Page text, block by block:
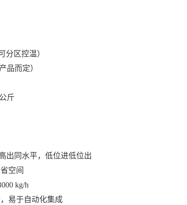
区控温）
品而定）
斤
出 同水平，低位进低位出
空间
kg/h
易于自动化集成